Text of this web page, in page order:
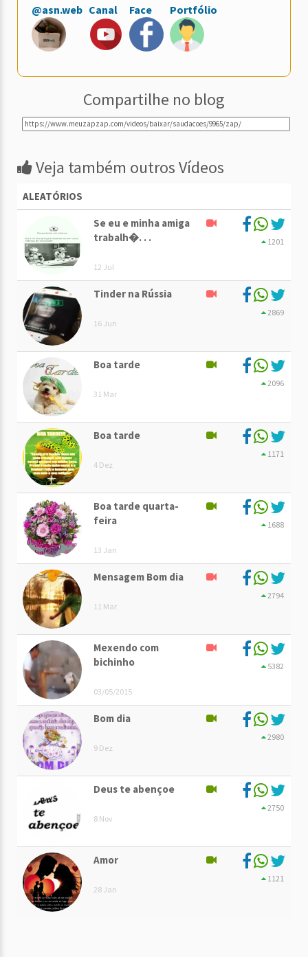
@asn.web Canal Face Portfólio
Compartilhe no blog
Veja também outros Vídeos
ALEATÓRIOS
Se eu e minha amiga
trabalh�. . .
12 Jul
1201
Tinder na Rússia
16 Jun
2869
Boa tarde
31 Mar
2096
Boa tarde
4 Dez
1171
Boa tarde quarta-
feira
13 Jan
1688
Mensagem Bom dia
11 Mar
2794
Mexendo com
bichinho
03/05/2015
5382
Bom dia
9 Dez
2980
Deus te abençoe
8 Nov
2750
Amor
28 Jan
1121